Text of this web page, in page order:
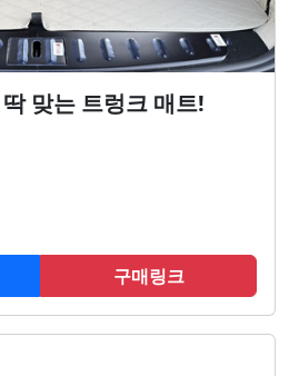
맞는 트렁크 매트!
구매링크